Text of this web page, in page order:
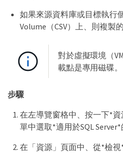
如果來源資料庫或目標執行
Volume（CSV）上、則複製
對於虛擬環境（
載點是專用磁碟。
步驟
在左導覽窗格中、按一下*
單中選取*適用於SQL
在「資源」頁面中、從*檢